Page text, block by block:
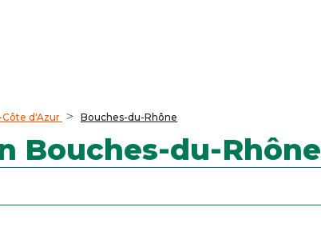
d'Azur Bouches-du-Rhône
Bouches-du-Rhône